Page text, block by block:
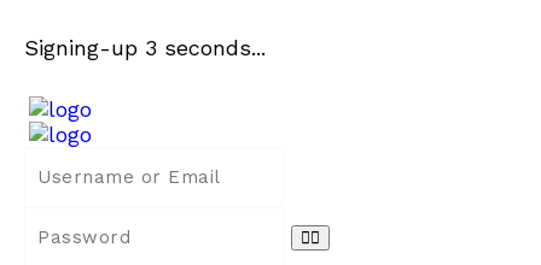
Signing-up 3 seconds...